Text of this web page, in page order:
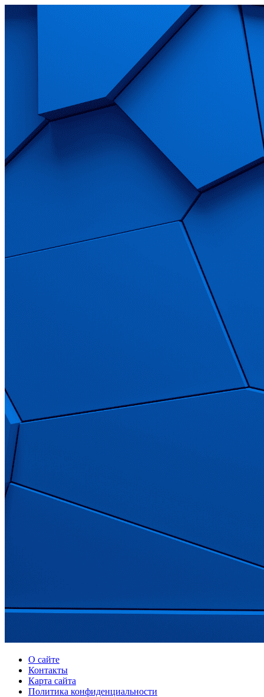
О сайте
Контакты
Карта сайта
Политика конфиденциальности